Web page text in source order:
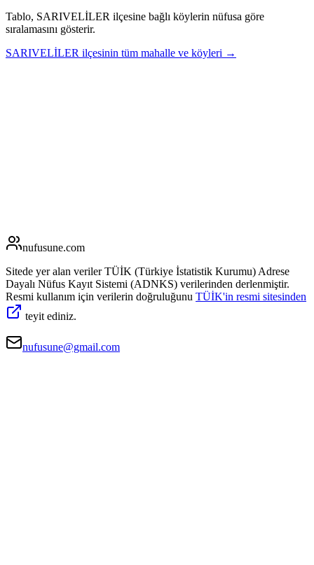
Tablo, SARIVELİLER ilçesine bağlı köylerin nüfusa göre
sıralamasını gösterir.
SARIVELİLER ilçesinin tüm mahalle ve köyleri →
nufusune.com
Sitede yer alan veriler TÜİK (Türkiye İstatistik Kurumu) Adrese
Dayalı Nüfus Kayıt Sistemi (ADNKS) verilerinden derlenmiştir.
Resmi kullanım için verilerin doğruluğunu TÜİK'in resmi sitesinden
teyit ediniz.
nufusune@gmail.com